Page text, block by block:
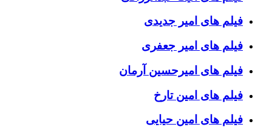
فیلم های امیر جدیدی
فیلم های امیر جعفری
فیلم های امیرحسین آرمان
فیلم های امین تارخ
فیلم های امین حیایی